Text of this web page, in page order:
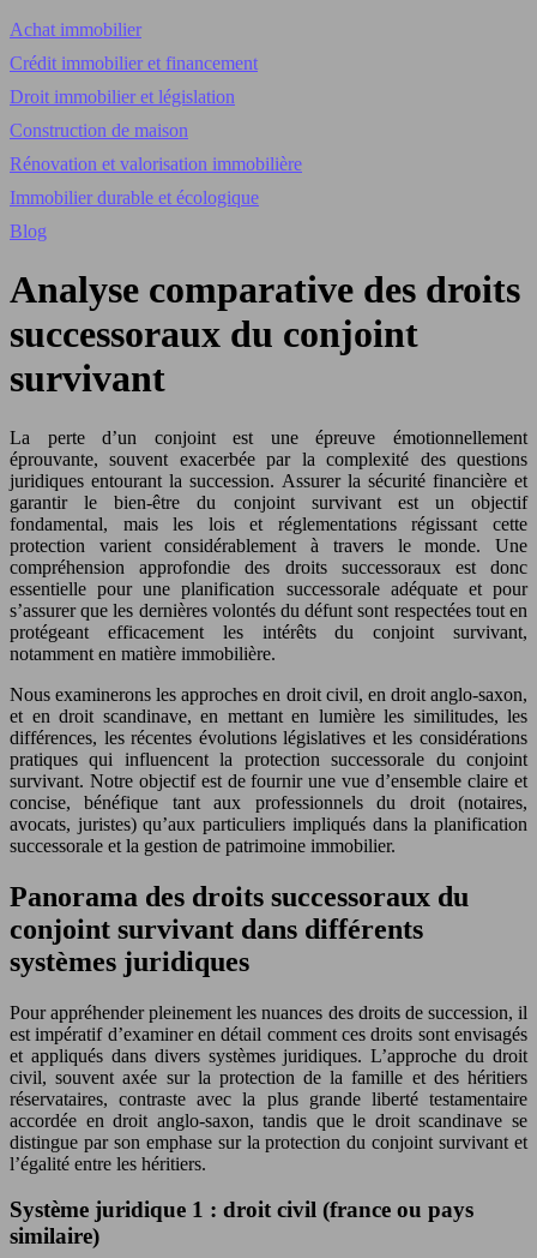
Achat immobilier
Crédit immobilier et financement
Droit immobilier et législation
Construction de maison
Rénovation et valorisation immobilière
Immobilier durable et écologique
Blog
Analyse comparative des droits
successoraux du conjoint
survivant
La perte d’un conjoint est une épreuve émotionnellement
éprouvante, souvent exacerbée par la complexité des questions
juridiques entourant la succession. Assurer la sécurité financière et
garantir le bien-être du conjoint survivant est un objectif
fondamental, mais les lois et réglementations régissant cette
protection varient considérablement à travers le monde. Une
compréhension approfondie des droits successoraux est donc
essentielle pour une planification successorale adéquate et pour
s’assurer que les dernières volontés du défunt sont respectées tout en
protégeant efficacement les intérêts du conjoint survivant,
notamment en matière immobilière.
Nous examinerons les approches en droit civil, en droit anglo-saxon,
et en droit scandinave, en mettant en lumière les similitudes, les
différences, les récentes évolutions législatives et les considérations
pratiques qui influencent la protection successorale du conjoint
survivant. Notre objectif est de fournir une vue d’ensemble claire et
concise, bénéfique tant aux professionnels du droit (notaires,
avocats, juristes) qu’aux particuliers impliqués dans la planification
successorale et la gestion de patrimoine immobilier.
Panorama des droits successoraux du
conjoint survivant dans différents
systèmes juridiques
Pour appréhender pleinement les nuances des droits de succession, il
est impératif d’examiner en détail comment ces droits sont envisagés
et appliqués dans divers systèmes juridiques. L’approche du droit
civil, souvent axée sur la protection de la famille et des héritiers
réservataires, contraste avec la plus grande liberté testamentaire
accordée en droit anglo-saxon, tandis que le droit scandinave se
distingue par son emphase sur la protection du conjoint survivant et
l’égalité entre les héritiers.
Système juridique 1 : droit civil (france ou pays
similaire)